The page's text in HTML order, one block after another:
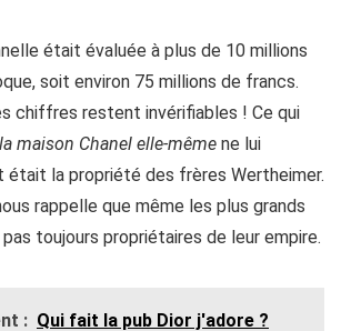
était évaluée à plus de 10 millions
soit environ 75 millions de francs.
chiffres restent invérifiables ! Ce qui
la maison Chanel elle-même ne lui
était la propriété des frères Wertheimer.
rappelle que même les plus grands
toujours propriétaires de leur empire.
: Qui fait la pub Dior j'adore ?